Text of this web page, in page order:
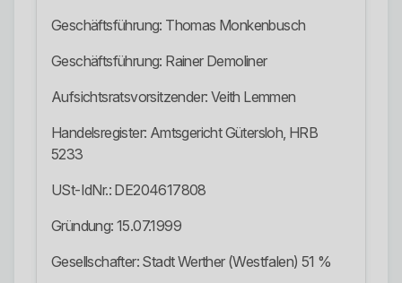
Geschäftsführung: Thomas Monkenbusch
Geschäftsführung: Rainer Demoliner
Aufsichtsratsvorsitzender: Veith Lemmen
Handelsregister: Amtsgericht Gütersloh, HRB
5233
USt-IdNr.: DE204617808
Gründung: 15.07.1999
Gesellschafter: Stadt Werther (Westfalen) 51 %